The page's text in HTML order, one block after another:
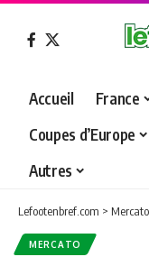
Accueil France
Coupes d’Europe
Autres
Lefootenbref.com > Mercato
MERCATO